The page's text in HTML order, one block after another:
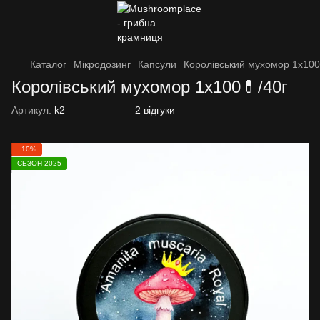
Каталог Мікродозинг Капсули Королівський мухомор
Королівський мухомор 1х100💊/40г
Артикул: k2 2 відгуки
−10%
СЕЗОН 2025